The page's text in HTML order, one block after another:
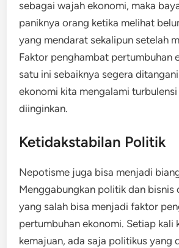
sebagai wajah ekonomi, maka
paniknya orang ketika melihat
yang mendarat sekalipun setelah
Faktor penghambat pertumbuhan
satu ini sebaiknya segera
ekonomi kita mengalami
diinginkan.
Ketidakstabilan Politik
Nepotisme juga bisa menjadi
Menggabungkan politik dan bisnis
yang salah bisa menjadi faktor
pertumbuhan ekonomi. Setiap kali
kemajuan, ada saja politikus yang